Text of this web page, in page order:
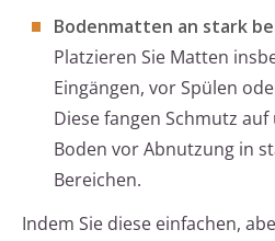
Bodenmatten an stark
Platzieren Sie Matten
Eingängen, vor Spülen
Diese fangen Schmutz
Boden vor Abnutzung in
Bereichen.
Indem Sie diese einfachen,